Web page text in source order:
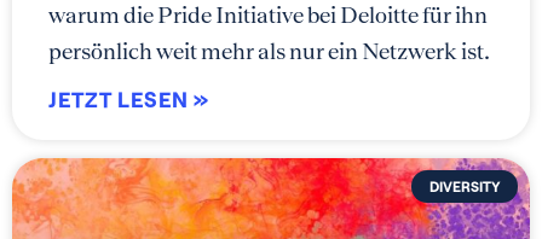
warum die Pride Initiative bei Deloitte für ihn
persönlich weit mehr als nur ein Netzwerk ist.
JETZT LESEN »
DIVERSITY